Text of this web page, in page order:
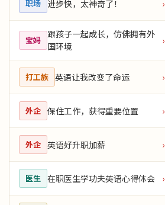
职场 进步快，太神奇了！ ›
宝妈
跟孩子一起成长，仿佛拥有外
国环境
›
打工族 英语让我改变了命运 ›
外企 保住工作，获得重要位置 ›
外企 英语好升职加薪 ›
医生 在职医生学功夫英语心得体会 ›